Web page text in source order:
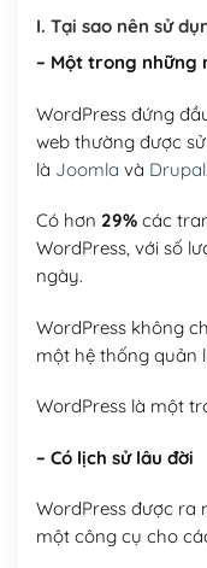
Hosting 8GB
I. Tại sao nên sử
– Một trong những
WordPress đứng
web thường được
là Joomla và Drupal.
Có hơn 29%các
WordPress, với số
ngày.
WordPress không
một hệ thống quản
WordPress là một
– Có lịch sử lâu đời
WordPress được ra
một công cụ cho